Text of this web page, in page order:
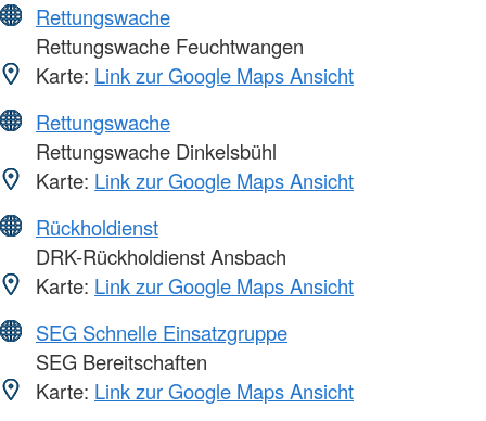
Rettungswache
Rettungswache Feuchtwangen
Karte: Link zur Google Maps Ansicht
Rettungswache
Rettungswache Dinkelsbühl
Karte: Link zur Google Maps Ansicht
Rückholdienst
DRK-Rückholdienst Ansbach
Karte: Link zur Google Maps Ansicht
SEG Schnelle Einsatzgruppe
SEG Bereitschaften
Karte: Link zur Google Maps Ansicht